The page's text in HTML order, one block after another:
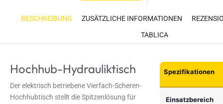
BESCHREIBUNG ZUSÄTZLICHE INFORMATIONEN
TABLICA
Hochhub-Hydrauliktisch
Der elektrisch betriebene Vierfach-Scheren-
Hochhubtisch stellt die Spitzenlösung für
Spezifikationen
Einsatzbereich